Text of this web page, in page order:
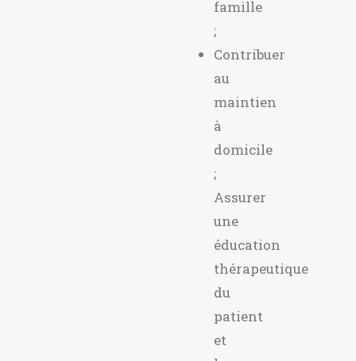
famille
;
Contribuer
au
maintien
à
domicile
;
Assurer
une
éducation
thérapeutique
du
patient
et